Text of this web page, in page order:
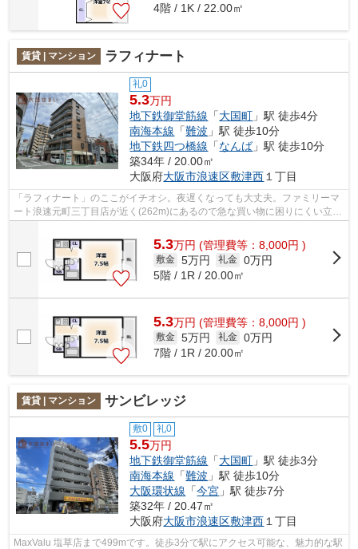
4階 / 1K / 22.00㎡
賃貸 | マンション ラフィナート
礼0
5.3万円
地下鉄御堂筋線 「大国町 」駅 徒歩4分
南海本線 「難波 」駅 徒歩10分
地下鉄四つ橋線 「なんば」駅 徒歩10分
築34年 / 20.00㎡
大阪府大阪市浪速区敷津西 １丁目
「ラフィナート」のここがイチオシ。夜遅くなっても大丈夫。ファミリーマ
ート浪速元町三丁目店が近く(262m)にあるので急な買い物に困りにくい立地
5.3万円 (管理費等：8,000円 )
敷金 5万円 礼金 0万円
5階 / 1R / 20.00㎡
5.3万円 (管理費等：8,000円 )
敷金 5万円 礼金 0万円
7階 / 1R / 20.00㎡
賃貸 | マンション サンビレッジ
敷0 礼0
5.5万円
地下鉄御堂筋線 「大国町 」駅 徒歩3分
南海本線 「難波 」駅 徒歩10分
大阪環状線 「今宮 」駅 徒歩7分
築32年 / 20.47㎡
大阪府大阪市浪速区敷津西 １丁目
MaxValu 塩草店まで499mです。徒歩3分で駅にアクセス可能な、魅力的な駅